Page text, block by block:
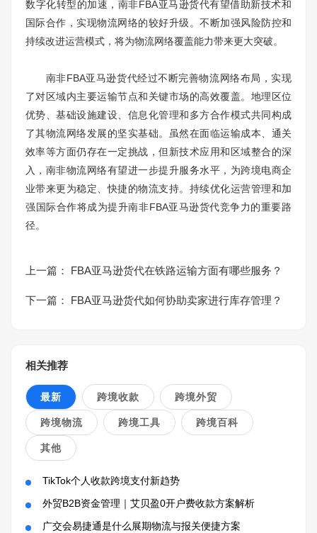
数字化转型的加速，南非FBA亚马逊货代有望借助新技术和
国际合作，实现物流网络的较好升级。不断加强风险防控和
持续改进运营模式，将为物流网络覆盖能力带来更大突破。
南非FBA亚马逊货代经过不断完善物流网络布局，实现
了对区域内主要运输节点和关键市场的高效覆盖。地理区位
优势、基础设施建设、信息化管理和多方合作模式共同构成
了其物流网络发展的坚实基础。虽然在面临运输成本、通关
效率等方面仍存在一定挑战，但新技术应用和区域整合的深
入，南非物流网络有望进一步提升服务水平，为跨境电商企
业带来更为稳定、快捷的物流支持。持续优化运营管理和加
强国际合作将成为提升南非FBA亚马逊货代竞争力的重要路
径。
上一篇： FBA亚马逊货代在铁路运输方面有哪些服务？
下一篇： FBA亚马逊货代如何协助卖家进行库存管理？
相关推荐
最新 跨境收款 跨境外贸
跨境物流 跨境工具 跨境百科
其他
TikTok个人收款跨境支付新趋势
外贸B2B资金管理｜艾贝盈0开户费收款方案解析
广交会易捷通是什么展期物流与报关便捷方案